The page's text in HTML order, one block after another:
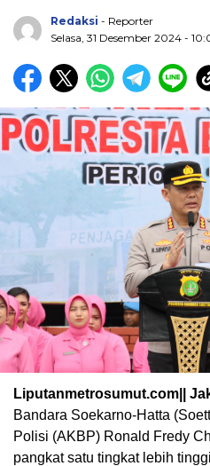
Redaksi - Reporter
Selasa, 31 Desember 2024 -
Liputanmetrosumut.com||
Bandara Soekarno-Hatta
Polisi (AKBP) Ronald Fredy
pangkat satu tingkat lebih